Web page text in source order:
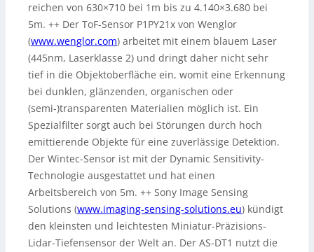
reichen von 630×710 bei 1m bis zu 4.140×3.680 bei
5m. ++ Der ToF-Sensor P1PY21x von Wenglor
(www.wenglor.com) arbeitet mit einem blauem Laser
(445nm, Laserklasse 2) und dringt daher nicht sehr
tief in die Objektoberfläche ein, womit eine Erkennung
bei dunklen, glänzenden, organischen oder
(semi-)transparenten Materialien möglich ist. Ein
Spezialfilter sorgt auch bei Störungen durch hoch
emittierende Objekte für eine zuverlässige Detektion.
Der Wintec-Sensor ist mit der Dynamic Sensitivity-
Technologie ausgestattet und hat einen
Arbeitsbereich von 5m. ++ Sony Image Sensing
Solutions (www.imaging-sensing-solutions.eu) kündigt
den kleinsten und leichtesten Miniatur-Präzisions-
Lidar-Tiefensensor der Welt an. Der AS-DT1 nutzt die